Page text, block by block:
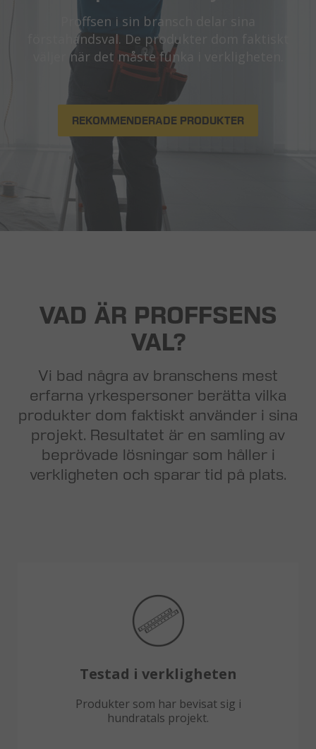
Proffsen i sin bransch delar sina
förstahandsval. De produkter dom faktiskt
väljer när det måste funka i verkligheten.
REKOMMENDERADE PRODUKTER
VAD ÄR PROFFSENS
VAL?
Vi bad några av branschens mest
erfarna yrkespersoner berätta vilka
produkter dom faktiskt använder i sina
projekt. Resultatet är en samling av
beprövade lösningar som håller i
verkligheten och sparar tid på plats.
Testad i verkligheten
Produkter som har bevisat sig i
hundratals projekt.